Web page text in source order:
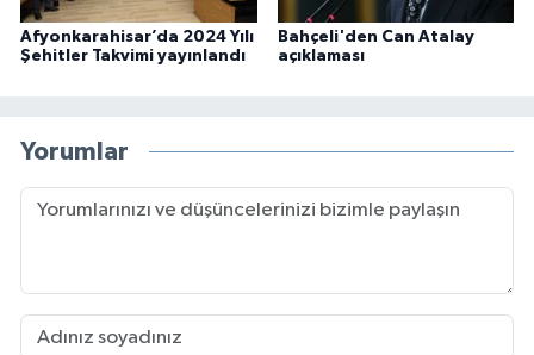
Afyonkarahisar’da 2024 Yılı
Şehitler Takvimi yayınlandı
Bahçeli'den Can Atalay
açıklaması
Yorumlar